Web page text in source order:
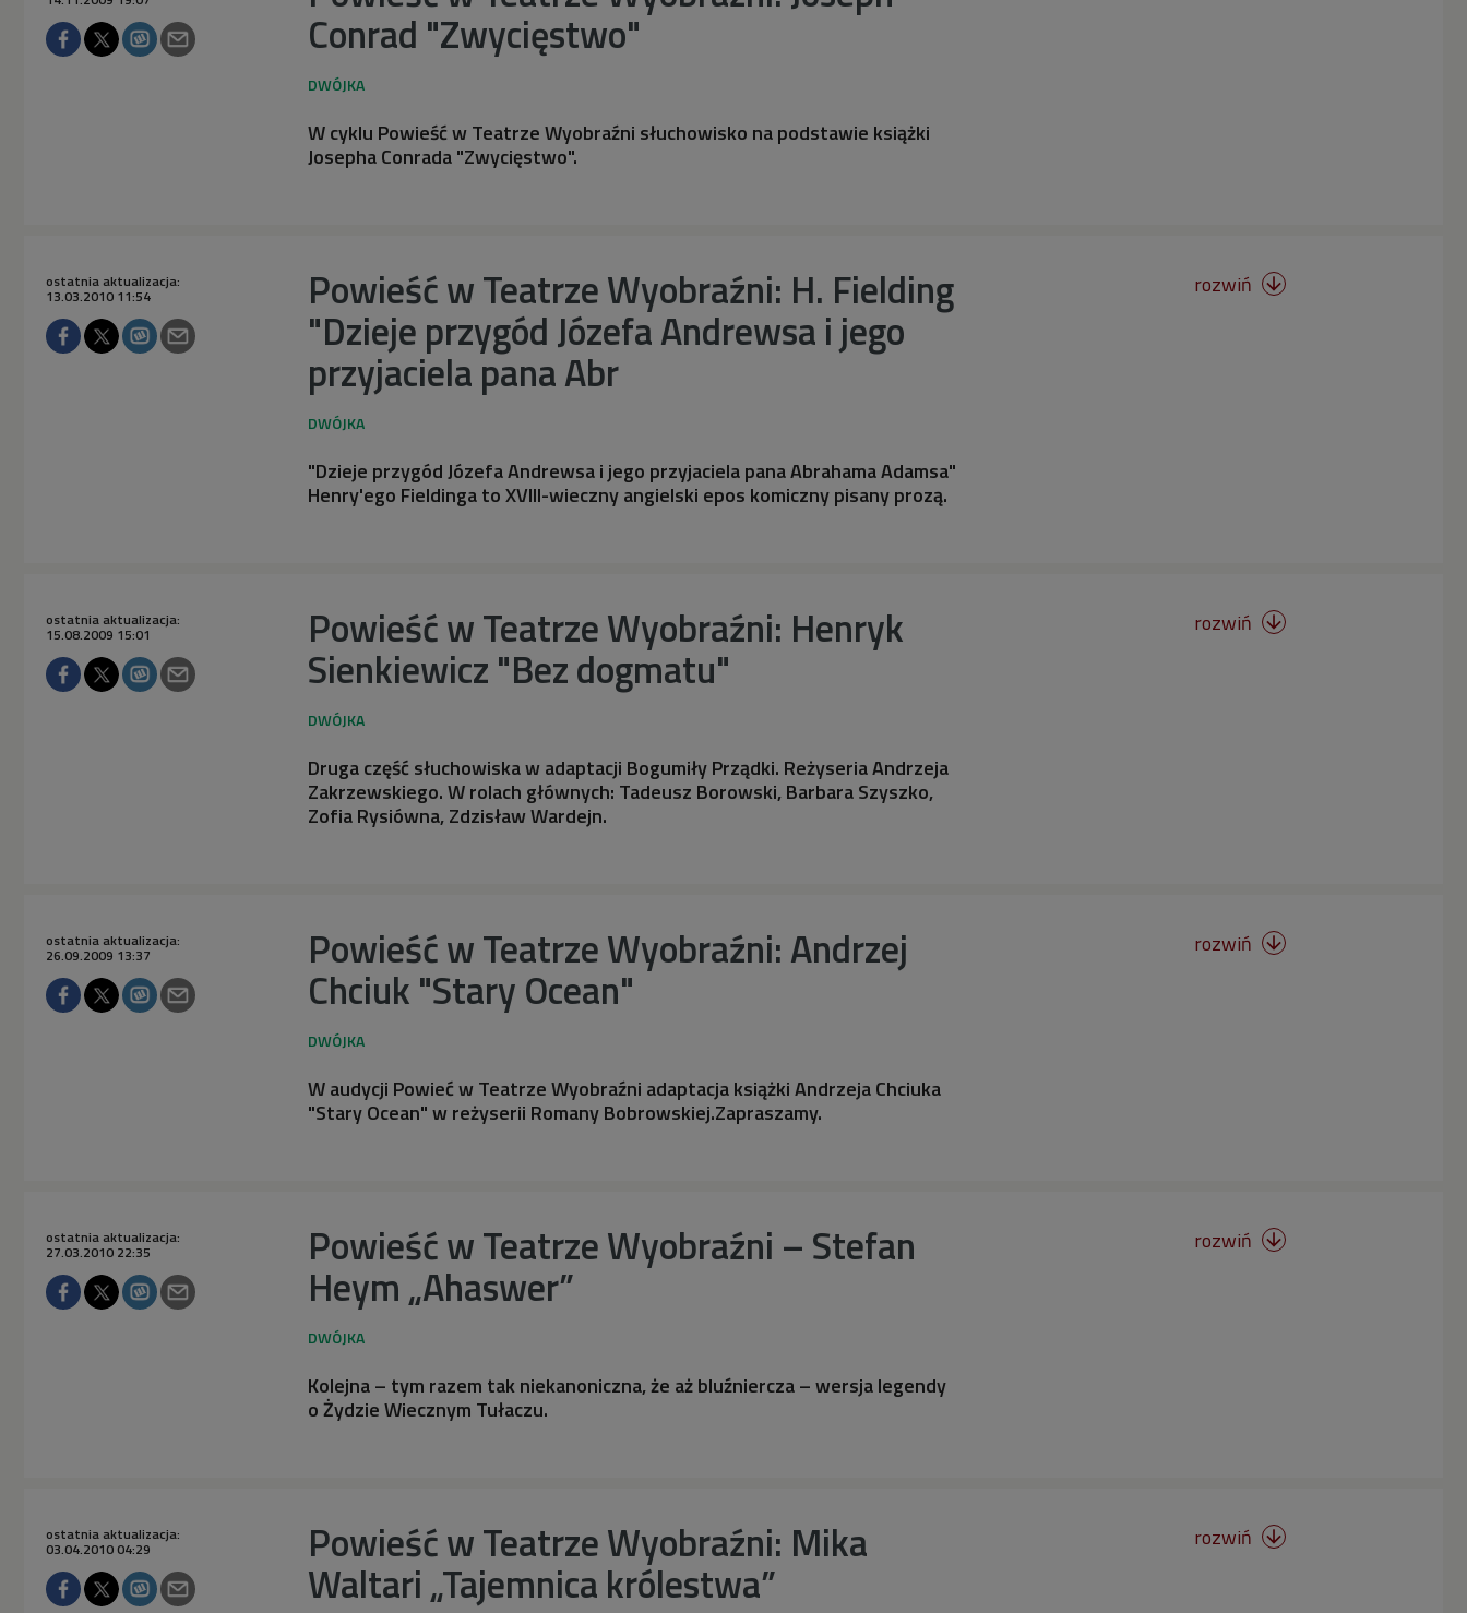
Conrad "Zwycięstwo"
W cyklu Powieść w Teatrze Wyobraźni słuchowisko na podstawie książki
Josepha Conrada "Zwycięstwo".
Powieść w Teatrze Wyobraźni: H. Fielding
"Dzieje przygód Józefa Andrewsa i jego
przyjaciela pana Abr
ostatnia aktualizacja:
13.03.2010 11:54
"Dzieje przygód Józefa Andrewsa i jego przyjaciela pana Abrahama Adamsa"
Henry'ego Fieldinga to XVIII-wieczny angielski epos komiczny pisany prozą.
rozwiń 
Powieść w Teatrze Wyobraźni: Henryk
Sienkiewicz "Bez dogmatu"
ostatnia aktualizacja:
15.08.2009 15:01
Druga część słuchowiska w adaptacji Bogumiły Prządki. Reżyseria Andrzeja
Zakrzewskiego. W rolach głównych: Tadeusz Borowski, Barbara Szyszko,
Zofia Rysiówna, Zdzisław Wardejn.
rozwiń 
Powieść w Teatrze Wyobraźni: Andrzej
Chciuk "Stary Ocean"
ostatnia aktualizacja:
26.09.2009 13:37
W audycji Powieć w Teatrze Wyobraźni adaptacja książki Andrzeja Chciuka
"Stary Ocean" w reżyserii Romany Bobrowskiej.Zapraszamy.
rozwiń 
Powieść w Teatrze Wyobraźni – Stefan
Heym „Ahaswer”
ostatnia aktualizacja:
27.03.2010 22:35
Kolejna – tym razem tak niekanoniczna, że aż bluźniercza – wersja legendy
o Żydzie Wiecznym Tułaczu.
rozwiń 
Powieść w Teatrze Wyobraźni: Mika
Waltari „Tajemnica królestwa”
ostatnia aktualizacja:
03.04.2010 04:29 rozwiń 